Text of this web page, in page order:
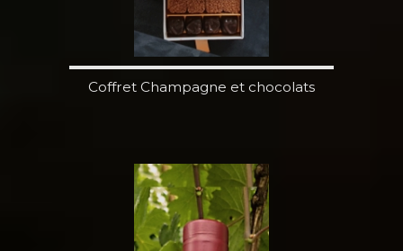
Coffret Champagne et chocolats